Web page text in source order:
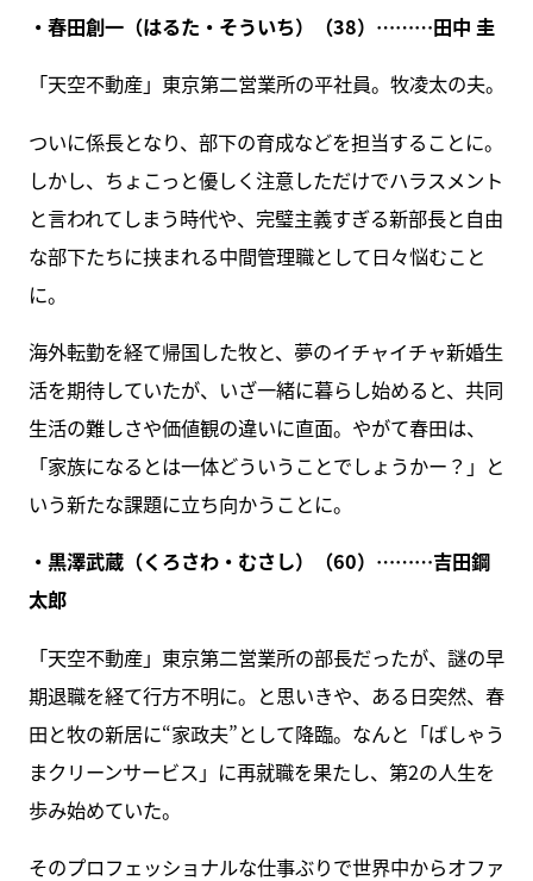
・春田創一（はるた・そういち）（38）………田中 圭
「天空不動産」東京第二営業所の平社員。牧凌太の夫。
ついに係長となり、部下の育成などを担当することに。
しかし、ちょこっと優しく注意しただけでハラスメント
と言われてしまう時代や、完璧主義すぎる新部長と自由
な部下たちに挟まれる中間管理職として日々悩むこと
に。
海外転勤を経て帰国した牧と、夢のイチャイチャ新婚生
活を期待していたが、いざ一緒に暮らし始めると、共同
生活の難しさや価値観の違いに直面。やがて春田は、
「家族になるとは一体どういうことでしょうかー？」と
いう新たな課題に立ち向かうことに。
・黒澤武蔵（くろさわ・むさし）（60）………吉田鋼
太郎
「天空不動産」東京第二営業所の部長だったが、謎の早
期退職を経て行方不明に。と思いきや、ある日突然、春
田と牧の新居に“家政夫”として降臨。なんと「ばしゃう
まクリーンサービス」に再就職を果たし、第2の人生を
歩み始めていた。
そのプロフェッショナルな仕事ぶりで世界中からオファ